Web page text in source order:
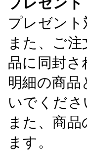
プレゼン
また、ご
品に同封さ
明細の商品
いでくだ
また、商
ます。